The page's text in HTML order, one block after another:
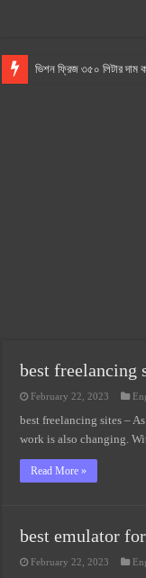
ভিশন ফ্রিজ ৩৫০ লিটার দাম
best freelancing
February 22, 2023
best freelancing sites –
work is also changing.
Read More »
best emulator
February 22, 2023